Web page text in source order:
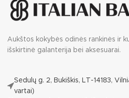
Aukštos kokybės odinės rankinės ir
išskirtinė galanterija bei aksesuarai.
Sedulų g. 2, Bukiškis, LT-14183,
vartai)